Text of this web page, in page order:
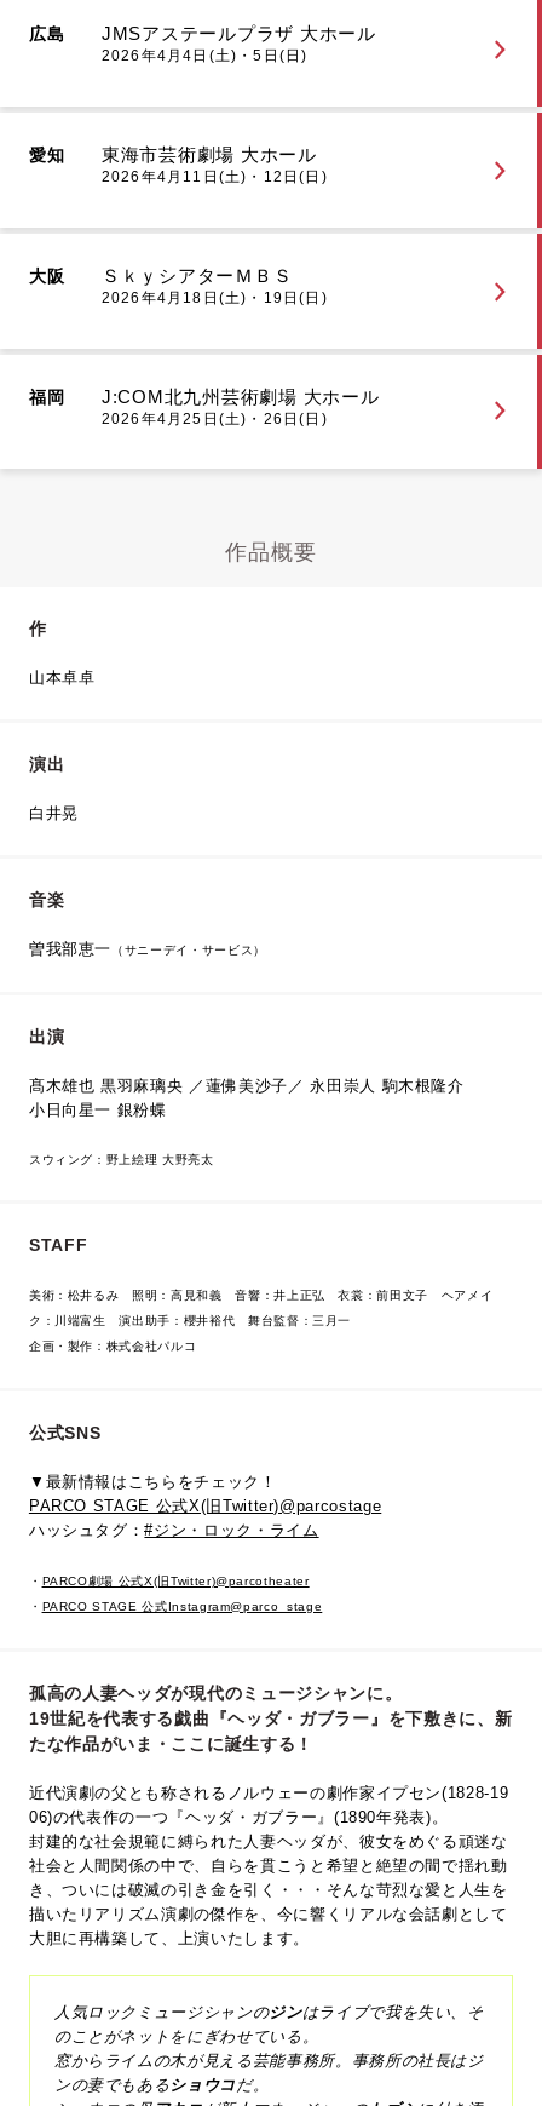
広島 JMSアステールプラザ 大ホール
2026年4月4日(土)・5日(日)
愛知 東海市芸術劇場 大ホール
2026年4月11日(土)・12日(日)
大阪 ＳｋｙシアターＭＢＳ
2026年4月18日(土)・19日(日)
福岡 J:COM北九州芸術劇場 大ホール
2026年4月25日(土)・26日(日)
作品概要
作
山本卓卓
演出
白井晃
音楽
曽我部恵一 （サニーデイ・サービス）
出演
髙木雄也 黒羽麻璃央 ／蓮佛美沙子／永田崇人 駒木根隆介
小日向星一 銀粉蝶
スウィング：野上絵理 大野亮太
STAFF
美術：松井るみ 照明：高見和義 音響：井上正弘 衣裳：前田文子 ヘアメイ
ク：川端富生 演出助手：櫻井裕代 舞台監督：三月一
企画・製作：株式会社パルコ
公式SNS
▼最新情報はこちらをチェック！
PARCO STAGE 公式X(旧Twitter)@parcostage
ハッシュタグ：#ジン・ロック・ライム
・ PARCO劇場 公式X(旧Twitter)@parcotheater
・ PARCO STAGE 公式Instagram@parco_stage
孤高の人妻ヘッダが現代のミュージシャンに。
19世紀を代表する戯曲『ヘッダ・ガブラー』を下敷きに、新
たな作品がいま・ここに誕生する！
近代演劇の父とも称されるノルウェーの劇作家イプセン(1828-19
06)の代表作の一つ『ヘッダ・ガブラー』(1890年発表)。
封建的な社会規範に縛られた人妻ヘッダが、彼女をめぐる頑迷な
社会と人間関係の中で、自らを貫こうと希望と絶望の間で揺れ動
き、ついには破滅の引き金を引く・・・そんな苛烈な愛と人生を
描いたリアリズム演劇の傑作を、今に響くリアルな会話劇として
大胆に再構築して、上演いたします。
人気ロックミュージシャンのジンはライブで我を失い、そ
のことがネットをにぎわせている。
窓からライムの木が見える芸能事務所。事務所の社長はジ
ンの妻でもある ショウコ だ。